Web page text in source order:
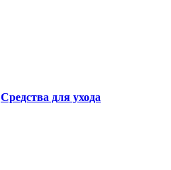
Средства для ухода